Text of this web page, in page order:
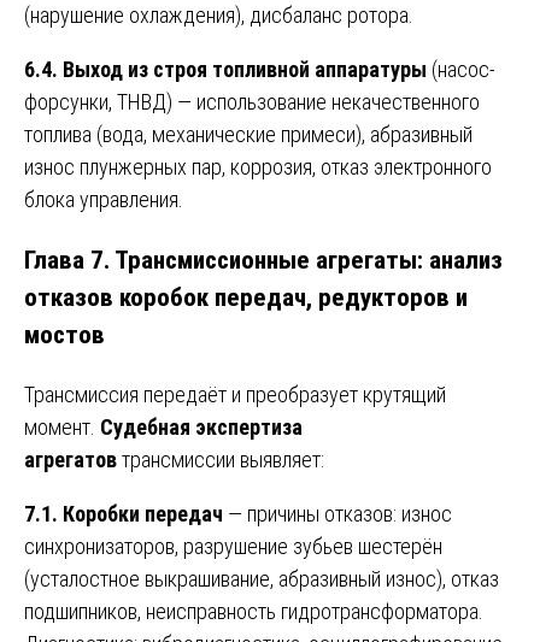
(нарушение охлаждения), дисбаланс ротора.
6.4. Выход из строя топливной аппаратуры (насос-
форсунки, ТНВД) — использование некачественного
топлива (вода, механические примеси), абразивный
износ плунжерных пар, коррозия, отказ электронного
блока управления.
Глава 7. Трансмиссионные агрегаты: анализ
отказов коробок передач, редукторов и
мостов
Трансмиссия передаёт и преобразует крутящий
момент. Судебная экспертиза
агрегатовтрансмиссии выявляет:
7.1. Коробки передач — причины отказов: износ
синхронизаторов, разрушение зубьев шестерён
(усталостное выкрашивание, абразивный износ), отказ
подшипников, неисправность гидротрансформатора.